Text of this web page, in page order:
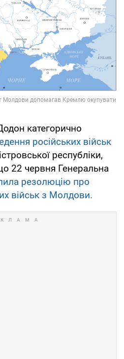
категорично
російських військ
республіки,
22 червня Генеральна
резолюцію про
військ з Молдови.